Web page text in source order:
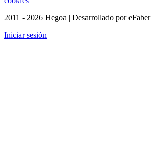
2011 - 2026 Hegoa | Desarrollado por eFaber
Iniciar sesión